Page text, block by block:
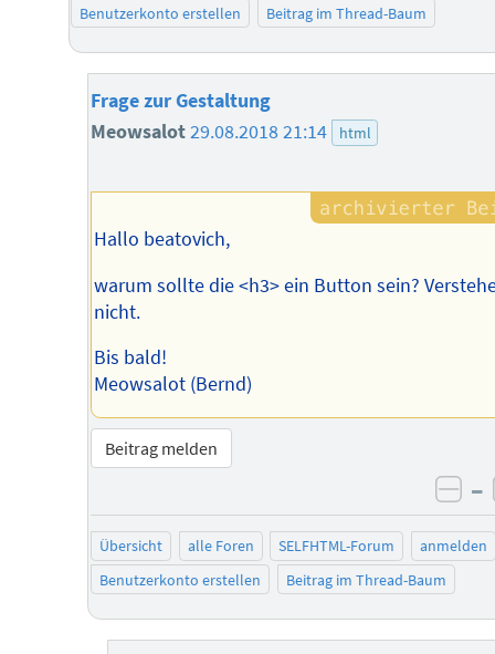
Benutzerkonto erstellen
Beitrag im Thread-Baum
Frage zur Gestaltung
Meowsalot29.08.2018 21:14 html
Hallo beatovich,
warum sollte die <h3> ein Button sein?
nicht.
Bis bald!
Meowsalot (Bernd)
Beitrag melden
–
Übersicht alle Foren SELFHTML-Forum
anmelden
Benutzerkonto erstellen
Beitrag im Thread-Baum